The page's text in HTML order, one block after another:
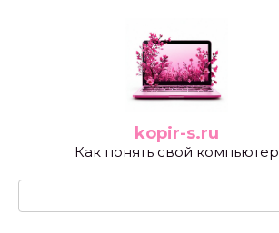
kopir-s.ru
Как понять свой компьютер